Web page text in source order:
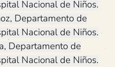
Nacional de Niños.
Departamento de
Nacional de Niños.
Departamento de
Nacional de Niños.